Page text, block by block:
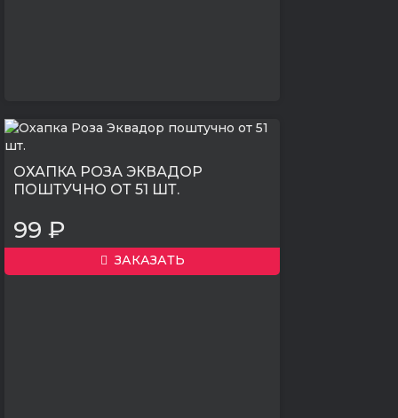
ОХАПКА РОЗА ЭКВАДОР
ПОШТУЧНО ОТ 51 ШТ.
99 ₽
ЗАКАЗАТЬ